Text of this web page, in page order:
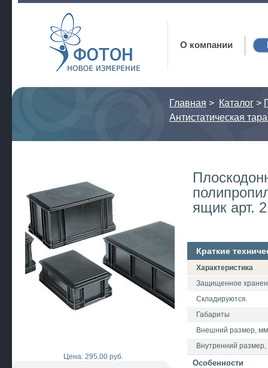
Фотон
О компании
Главная > Каталог >
Антистатическая
Цена: 295.00 руб.
ящик арт.
Краткие
Характеристика
Защищенное
Складируются.
Габариты
Внешний размер,
Внутренний
Особенности